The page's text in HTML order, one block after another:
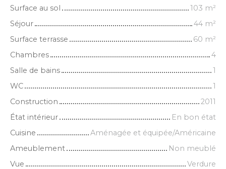
Surface au sol
103 m²
Séjour
44 m²
Surface terrasse
60 m²
Chambres
4
Salle de bains
1
WC
1
Construction
2011
État intérieur
En bon état
Cuisine
Aménagée et équipée/Américaine
Ameublement
Non meublé
Vue
Verdure